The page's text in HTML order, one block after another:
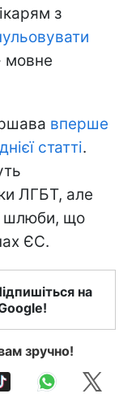
з
мовне
вперше
статті.
ЛГБТ, але
шлюби, що
ЄС.
на
зручно!